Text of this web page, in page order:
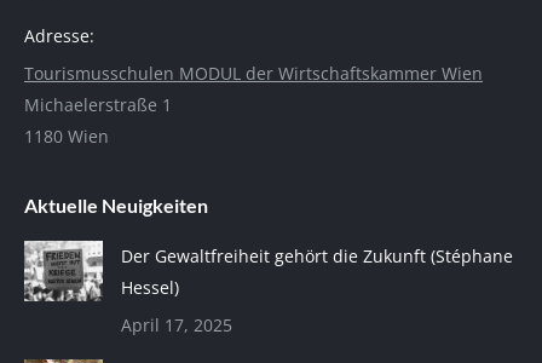
Adresse:
Tourismusschulen MODUL der Wirtschaftskammer Wien
Michaelerstraße 1
1180 Wien
Aktuelle Neuigkeiten
Der Gewaltfreiheit gehört die Zukunft (Stéphane
Hessel)
April 17, 2025